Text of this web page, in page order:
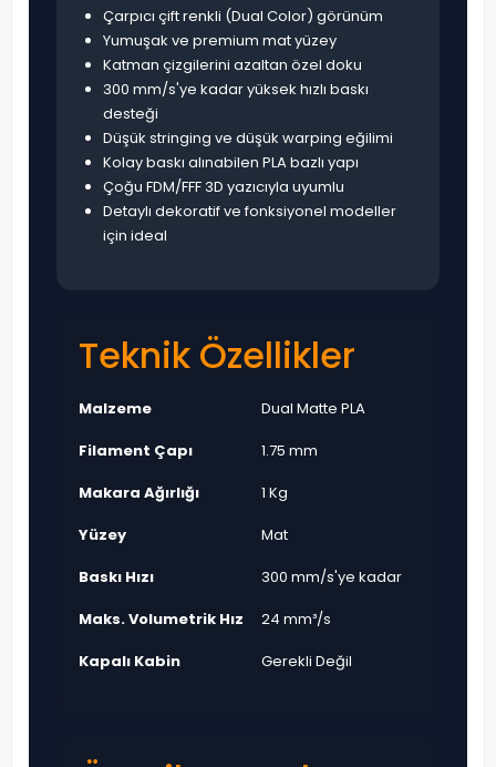
Çarpıcı çift renkli (Dual Color) görünüm
Yumuşak ve premium mat yüzey
Katman çizgilerini azaltan özel doku
300 mm/s'ye kadar yüksek hızlı baskı
desteği
Düşük stringing ve düşük warping eğilimi
Kolay baskı alınabilen PLA bazlı yapı
Çoğu FDM/FFF 3D yazıcıyla uyumlu
Detaylı dekoratif ve fonksiyonel modeller
için ideal
Teknik Özellikler
Malzeme
Dual Matte PLA
Filament Çapı
1.75 mm
Makara Ağırlığı
1 Kg
Yüzey
Mat
Baskı Hızı
300 mm/s'ye kadar
Maks. Volumetrik Hız
24 mm³/s
Kapalı Kabin
Gerekli Değil